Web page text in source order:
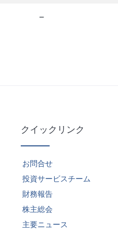
–
クイックリンク
お問合せ
投資サービスチーム
財務報告
株主総会
主要ニュース